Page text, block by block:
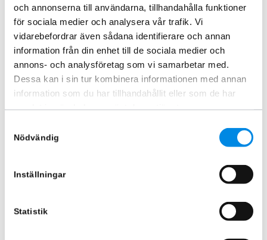
och annonserna till användarna, tillhandahålla funktioner
för sociala medier och analysera vår trafik. Vi
vidarebefordrar även sådana identifierare och annan
information från din enhet till de sociala medier och
annons- och analysföretag som vi samarbetar med.
Dessa kan i sin tur kombinera informationen med annan
information som du har tillhandahållit eller som de har
Nödvändig
Inställningar
Statistik
Verktyg extraljus
Fler kategorier
Bilinredning Friluftsliv & Camping Instegsskydd
Instegsskydd Clear Defend Lasttillbehör
Flaklock